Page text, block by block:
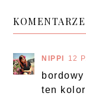
KOMENTARZE
NIPPI 12
ten